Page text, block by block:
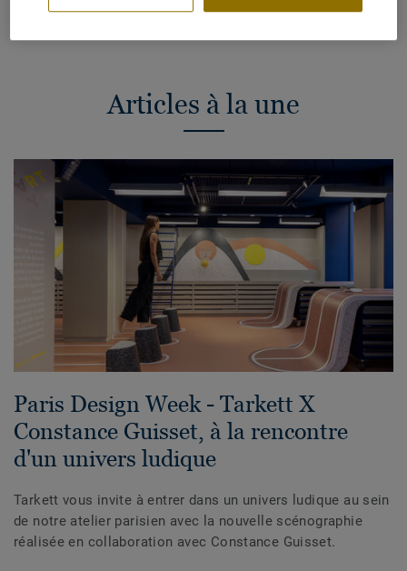
Articles à la une
Paris Design Week - Tarkett X
Constance Guisset, à la rencontre
d'un univers ludique
Tarkett vous invite à entrer dans un univers ludique au sein
de notre atelier parisien avec la nouvelle scénographie
réalisée en collaboration avec Constance Guisset.